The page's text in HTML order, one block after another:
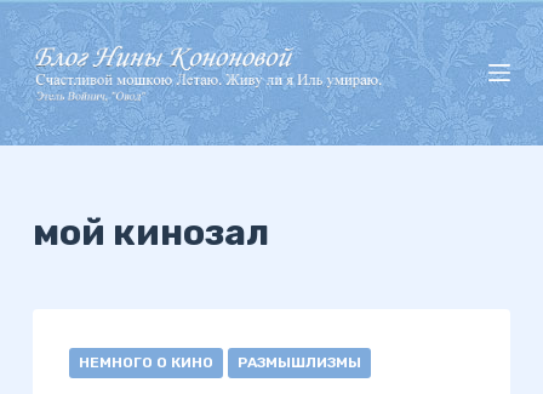
П
е
р
е
й
мой кинозал
НЕМНОГО О КИНО РАЗМЫШЛИЗМЫ